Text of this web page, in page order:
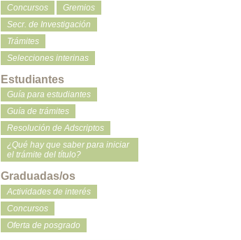
Concursos
Gremios
Secr. de Investigación
Trámites
Selecciones interinas
Estudiantes
Guía para estudiantes
Guía de trámites
Resolución de Adscriptos
¿Qué hay que saber para iniciar
el trámite del título?
Graduadas/os
Actividades de interés
Concursos
Oferta de posgrado